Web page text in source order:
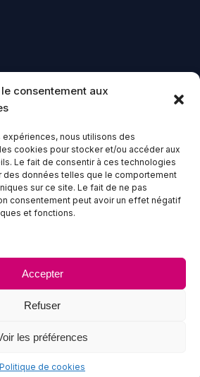
consentement aux
nous utilisons des
cookies pour stocker et/ou accéder aux
Le fait de consentir à ces technologies
des données telles que le comportement
sur ce site. Le fait de ne pas
consentement peut avoir un effet négatif
et fonctions.
Accepter
Refuser
les préférences
Politique de cookies
49100 ANGERS
8h à 16h30
et est fier d'être labellisé
l'AFNOR et certifié
de confidentialité